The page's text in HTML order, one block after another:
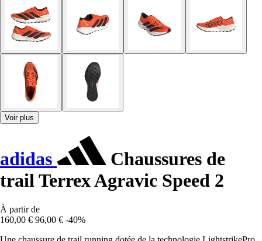
Voir plus
adidas
Chaussures de
trail Terrex Agravic Speed 2
À partir de
160,00 € 96,00 € -40%